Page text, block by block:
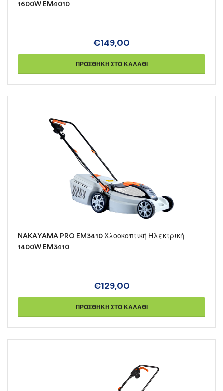
1600W EM4010
€149,00
ΠΡΟΣΘΉΚΗ ΣΤΟ ΚΑΛΆΘΙ
NAKAYAMA PRO EM3410 Χλοοκοπτική Ηλεκτρική
1400W EM3410
€129,00
ΠΡΟΣΘΉΚΗ ΣΤΟ ΚΑΛΆΘΙ